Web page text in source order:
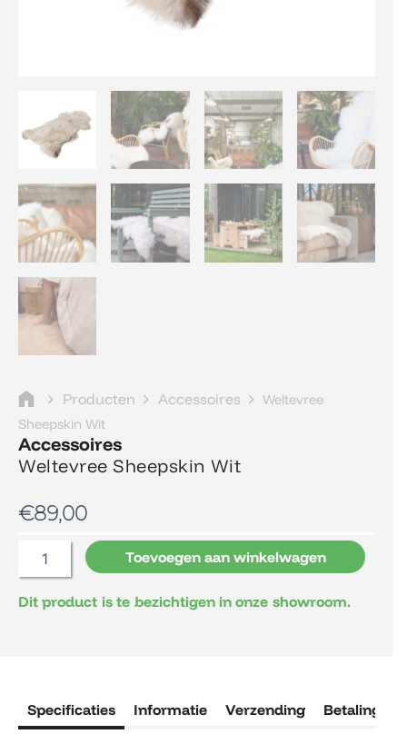
Producten Accessoires
Weltevree
Sheepskin Wit
Accessoires
Weltevree Sheepskin Wit
€89,00
Weltevree
Sheepskin
Wit
aantal
Toevoegen aan winkelwagen
Dit product is te bezichtigen in onze showroom.
Specificaties Informatie Verzending Betaling